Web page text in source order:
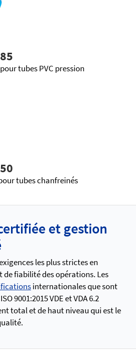
tubes PVC pression
tubes chanfreinés
et gestion
les plus strictes en
de fiabilité des opérations. Les
internationales que sont
9001:2015 VDE et VDA 6.2
total et de haut niveau qui est le